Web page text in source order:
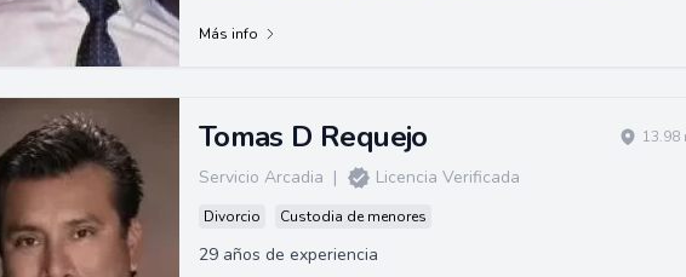
Más info
Tomas D Requejo
Servicio Arcadia | Licencia Verificada
Divorcio Custodia de menores
29 años de experiencia
13.98